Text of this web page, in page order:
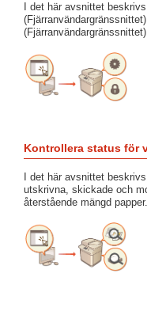
I det här avsnittet
Kontrollera status för
I det här avsnittet
utskrivna, skickade och
återstående mängd papper.